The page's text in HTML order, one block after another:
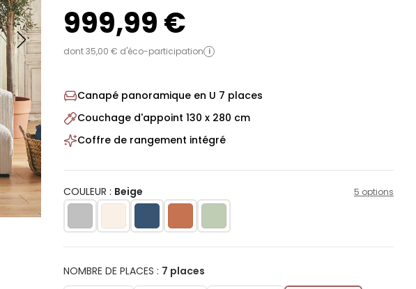
999,99 €
dont 35,00 € d'éco-participation i
Canapé panoramique en U 7 places
Couchage d'appoint 130 x 280 cm
Coffre de rangement intégré
COULEUR : Beige 5 options
NOMBRE DE PLACES : 7 places